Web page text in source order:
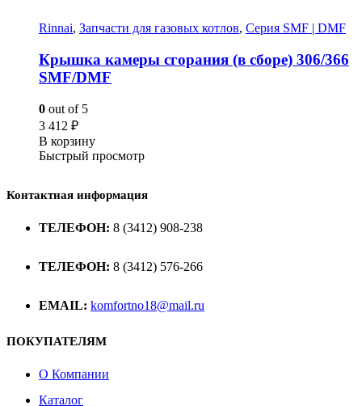
Rinnai, Запчасти для газовых котлов, Серия SMF | DMF
Крышка камеры сгорания (в сборе) 306/366
SMF/DMF
0 out of 5
3 412 ₽
В корзину
Быстрый просмотр
Контактная информация
ТЕЛЕФОН: 8 (3412) 908-238
ТЕЛЕФОН: 8 (3412) 576-266
EMAIL: komfortno18@mail.ru
ПОКУПАТЕЛЯМ
О Компании
Каталог